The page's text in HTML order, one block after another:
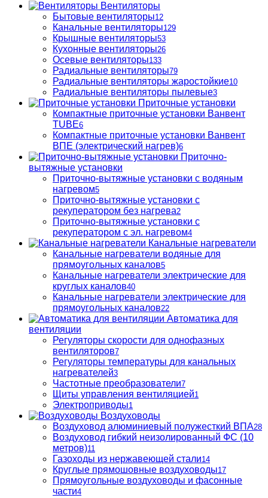
Вентиляторы
Бытовые вентиляторы12
Канальные вентиляторы129
Крышные вентиляторы53
Кухонные вентиляторы26
Осевые вентиляторы133
Радиальные вентиляторы79
Радиальные вентиляторы жаростойкие10
Радиальные вентиляторы пылевые3
Приточные установки
Компактные приточные установки Ванвент
TUBE6
Компактные приточные установки Ванвент
ВПЕ (электрический нагрев)6
Приточно-
вытяжные установки
Приточно-вытяжные установки с водяным
нагревом5
Приточно-вытяжные установки с
рекуператором без нагрева2
Приточно-вытяжные установки с
рекуператором с эл. нагревом4
Канальные нагреватели
Канальные нагреватели водяные для
прямоугольных каналов5
Канальные нагреватели электрические для
круглых каналов40
Канальные нагреватели электрические для
прямоугольных каналов22
Автоматика для
вентиляции
Регуляторы скорости для однофазных
вентиляторов7
Регуляторы температуры для канальных
нагревателей3
Частотные преобразователи7
Щиты управления вентиляцией1
Электроприводы1
Воздуховоды
Воздуховод алюминиевый полужесткий ВПА28
Воздуховод гибкий неизолированный ФС (10
метров)11
Газоходы из нержавеющей стали14
Круглые прямошовные воздуховоды17
Прямоугольные воздуховоды и фасонные
части4